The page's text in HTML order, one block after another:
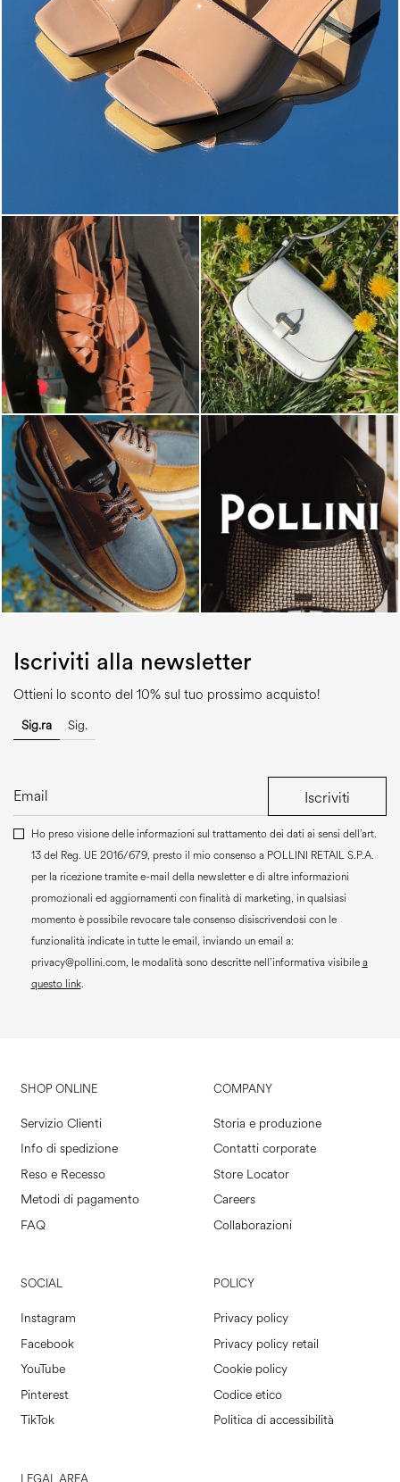
The most-wanted mules and sandals are now on sale. ...
Iscriviti alla newsletter
Ottieni lo sconto del 10% sul tuo prossimo acquisto!
Sig.ra Sig.
Iscriviti
Ho preso visione delle informazioni sul trattamento dei dati ai sensi dell’art.
13 del Reg. UE 2016/679, presto il mio consenso a POLLINI RETAIL S.P.A.
per la ricezione tramite e-mail della newsletter e di altre informazioni
promozionali ed aggiornamenti con finalità di marketing, in qualsiasi
momento è possibile revocare tale consenso disiscrivendosi con le
funzionalità indicate in tutte le email, inviando un email a:
privacy@pollini.com, le modalità sono descritte nell’informativa visibilea
questo link.
SHOP ONLINE
Servizio Clienti
Info di spedizione
Reso e Recesso
Metodi di pagamento
FAQ
COMPANY
Storia e produzione
Contatti corporate
Store Locator
Careers
Collaborazioni
SOCIAL
Instagram
Facebook
YouTube
Pinterest
TikTok
POLICY
Privacy policy
Privacy policy retail
Cookie policy
Codice etico
Politica di accessibilità